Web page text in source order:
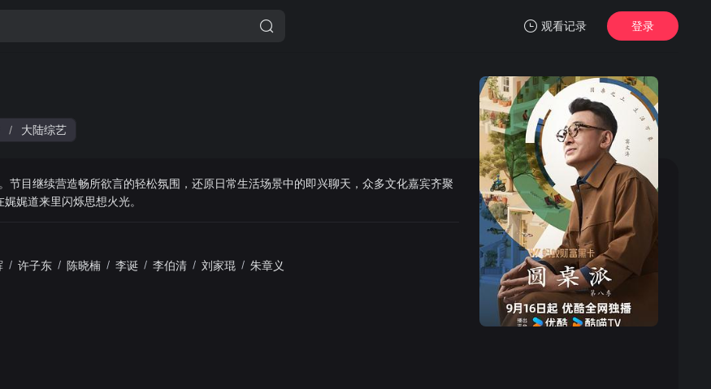
观看记录
暂无观看影片的记录
登录
/ 大陆综艺
节目继续营造畅所欲言的轻松氛围，还原日常生活场景中的即兴聊天，众多文化嘉宾齐聚
，在娓娓道来里闪烁思想火光。
/ 许子东 / 陈晓楠 / 李诞 / 李伯清 / 刘家琨 / 朱章义